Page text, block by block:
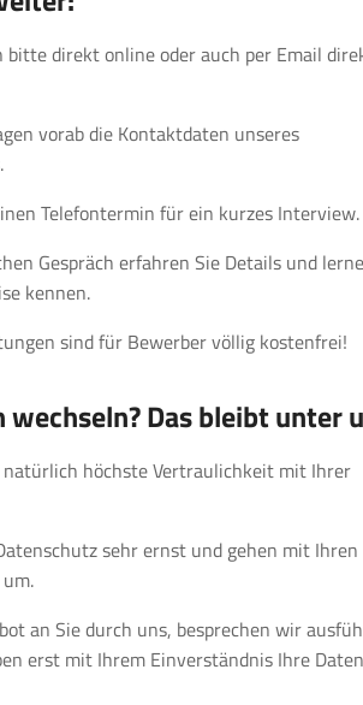
bitte direkt online oder auch per Email
vorab die Kontaktdaten unseres
Telefontermin für ein kurzes Interview.
Gespräch erfahren Sie Details und
kennen.
sind für Bewerber völlig kostenfrei!
wechseln? Das bleibt unter
höchste Vertraulichkeit mit Ihrer
sehr ernst und gehen mit
an Sie durch uns, besprechen wir
erst mit Ihrem Einverständnis Ihre